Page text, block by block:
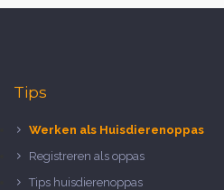
Tips
Werken als Huisdierenoppas
Registreren als oppas
Tips huisdierenoppas